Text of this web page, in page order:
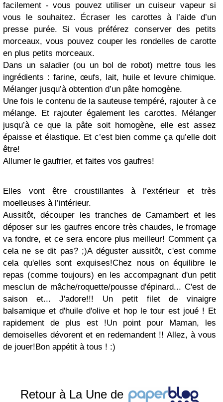
facilement - vous pouvez utiliser un cuiseur vapeur si
vous le souhaitez. Écraser les carottes à l’aide d’un
presse purée. Si vous préférez conserver des petits
morceaux, vous pouvez couper les rondelles de carotte
en plus petits morceaux.
Dans un saladier (ou un bol de robot) mettre tous les
ingrédients : farine, œufs, lait, huile et levure chimique.
Mélanger jusqu’à obtention d’un pâte homogène.
Une fois le contenu de la sauteuse tempéré, rajouter à ce
mélange. Et rajouter également les carottes. Mélanger
jusqu’à ce que la pâte soit homogène, elle est assez
épaisse et élastique. Et c’est bien comme ça qu’elle doit
être!
Allumer le gaufrier, et faites vos gaufres!
Elles vont être croustillantes à l’extérieur et très
moelleuses à l’intérieur.
Aussitôt, découper les tranches de Camambert et les
déposer sur les gaufres encore très chaudes, le fromage
va fondre, et ce sera encore plus meilleur! Comment ça
cela ne se dit pas? ;)A déguster aussitôt, c'est comme
cela qu'elles sont exquises!Chez nous on équilibre le
repas (comme toujours) en les accompagnant d'un petit
mesclun de mâche/roquette/pousse d'épinard... C'est de
saison et... J'adore!!! Un petit filet de vinaigre
balsamique et d'huile d'olive et hop le tour est joué ! Et
rapidement de plus est !Un point pour Maman, les
demoiselles dévorent et en redemandent !! Allez, à vous
de jouer!Bon appétit à tous ! :)
Retour à La Une de